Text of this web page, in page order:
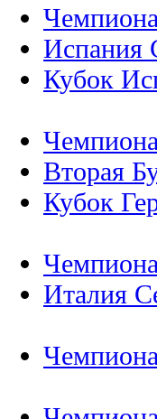
Испания
Кубок
Вторая
Кубок
Италия